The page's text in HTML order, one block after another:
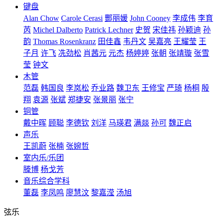
键盘
Alan Chow Carole Cerasi 酆丽媛 John Cooney 李成伟 李育
芮 Michel Dalberto Patrick Lechner 史贺 宋佳祎 孙颖迪 孙
韵 Thomas Rosenkranz 田佳鑫 韦丹文 吴嘉亮 王耀莹 王
子月 许飞 冼劲松 肖茜元 元杰 杨婷婷 张朝 张靖璇 张雪
莹 钟文
木管
范磊 韩国良 李岚松 乔业路 魏卫东 王修宝 严琦 杨桐 殷
翔 袁源 张斌 郑捷安 张景丽 张宁
铜管
戴中晖 顾聪 李德钦 刘洋 马瑛君 满燚 孙可 魏正启
声乐
王凯蔚 张楠 张婉哲
室内乐/乐团
滕博 杨戈芳
音乐综合学科
董磊 李凤鸣 廖慧汶 黎嘉滢 汤旭
弦乐